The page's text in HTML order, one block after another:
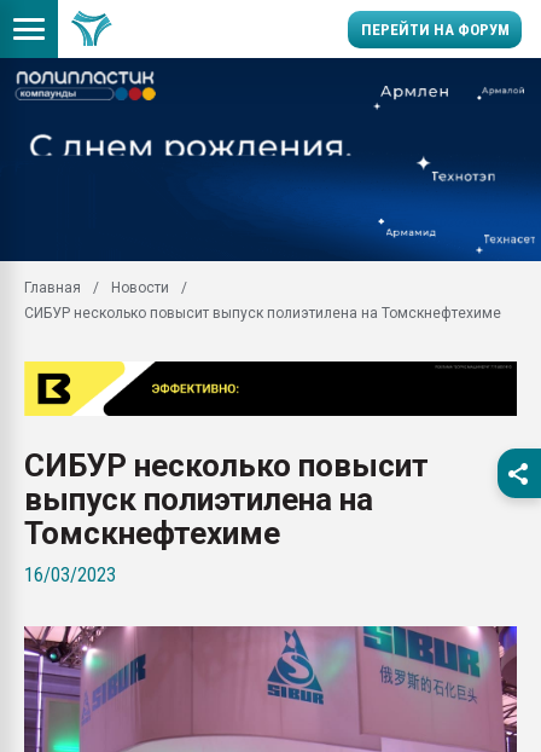
ПЕРЕЙТИ НА ФОРУМ
Вакуум-формовочные
ближайшее
28.07.2026
бутылок
Материал
вакуумного
ПЕРЕЙТИ НА
Главная
Новости
СИБУР несколько повысит выпуск полиэтилена на Томскнефтехиме
СИБУР несколько повысит
выпуск полиэтилена на
Томскнефтехиме
16/03/2023